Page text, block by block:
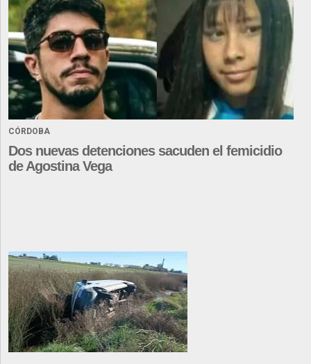
CÓRDOBA
Dos nuevas detenciones sacuden el femicidio
de Agostina Vega